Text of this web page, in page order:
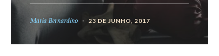
Maria Bernardino 23 DE JUNHO, 2017